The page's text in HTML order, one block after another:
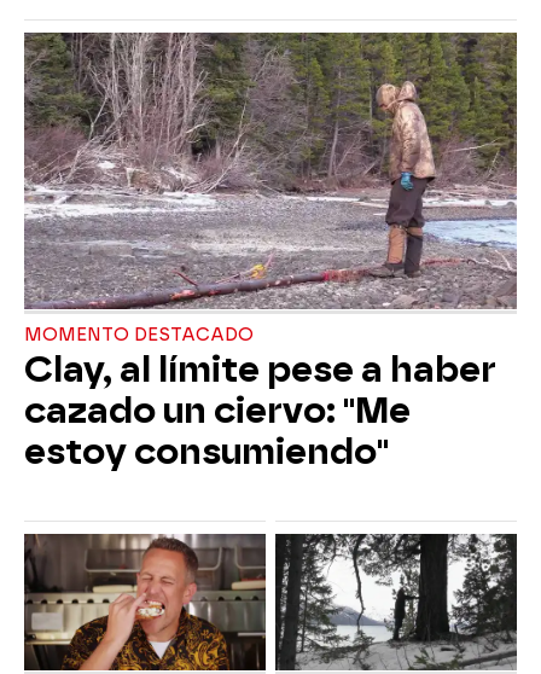
MOMENTO DESTACADO
Clay, al límite pese a haber
cazado un ciervo: "Me
estoy consumiendo"